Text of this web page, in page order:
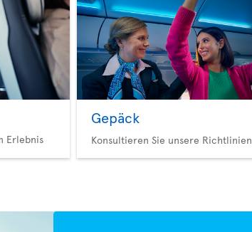
Erlebnis
Gepäck
Konsultieren Sie unsere Richtlinien